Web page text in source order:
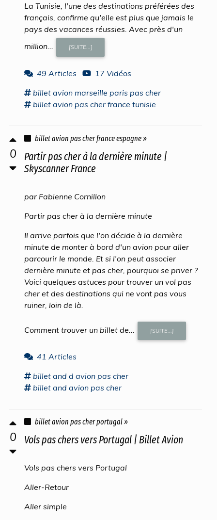
La Tunisie, l'une des destinations préférées des
français, confirme qu'elle est plus que jamais le
pays des vacances réussies. Avec près d'un
million...
[SUITE...]
49 Articles
17 Vidéos
billet avion marseille paris pas cher
billet avion pas cher france tunisie
0
billet avion pas cher france espagne »
Partir pas cher à la dernière minute |
Skyscanner France
par Fabienne Cornillon
Partir pas cher à la dernière minute
Il arrive parfois que l'on décide à la dernière
minute de monter à bord d'un avion pour aller
parcourir le monde. Et si l'on peut associer
dernière minute et pas cher, pourquoi se priver ?
Voici quelques astuces pour trouver un vol pas
cher et des destinations qui ne vont pas vous
ruiner, loin de là.
Comment trouver un billet de... [SUITE...]
41 Articles
billet and d avion pas cher
billet and avion pas cher
0
billet avion pas cher portugal »
Vols pas chers vers Portugal | Billet Avion
Vols pas chers vers Portugal
Aller-Retour
Aller simple